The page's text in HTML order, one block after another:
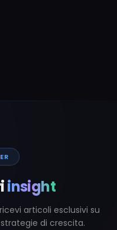
insight
articoli esclusivi su
di crescita.